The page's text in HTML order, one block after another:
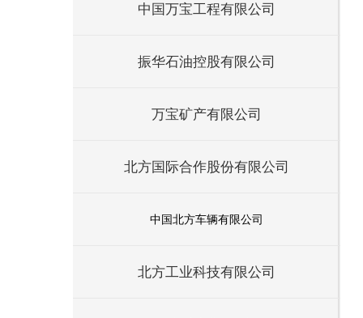
中国万宝工程有限公司
振华石油控股有限公司
万宝矿产有限公司
北方国际合作股份有限公司
中国北方车辆有限公司
北方工业科技有限公司